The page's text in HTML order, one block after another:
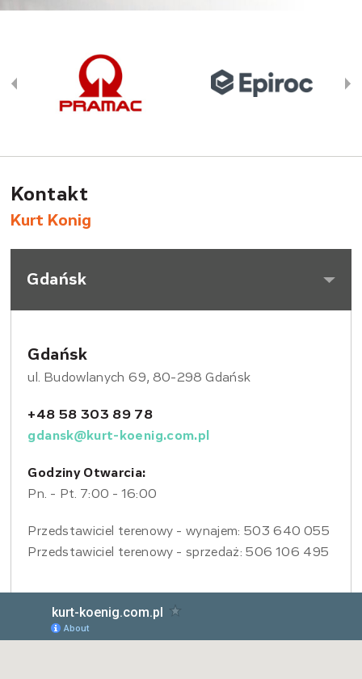
Kontakt
Kurt Konig
Gdańsk
Gdańsk
ul. Budowlanych 69, 80-298 Gdańsk
+48 58 303 89 78
gdansk@kurt-koenig.com.pl
Godziny Otwarcia:
Pn. - Pt. 7:00 - 16:00
Przedstawiciel terenowy - wynajem: 503 640 055
Przedstawiciel terenowy - sprzedaż: 506 106 495